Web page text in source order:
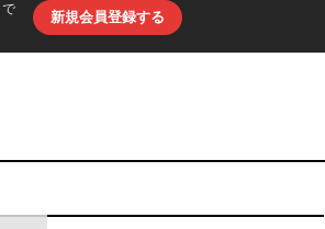
新規会員登録する